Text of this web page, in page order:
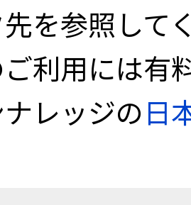
を参照して
利用には有
レッジの日